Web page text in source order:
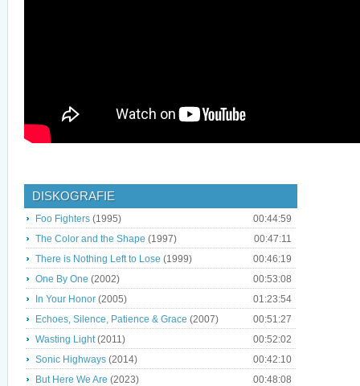
DISKOGRAFIE
Foo Fighters (1995)
00:44:59
The Color and the Shape (1997)
00:47:11
There is Nothing Left to Lose (1999)
00:46:19
One By One (2002)
00:53:08
In Your Honor (2005)
01:23:54
Echoes, Silence, Patience & Grace (2007)
00:51:27
Wasting Light(2011)
00:52:02
Sonic Highways (2014)
00:42:10
But Here We Are (2023) 00:48:08